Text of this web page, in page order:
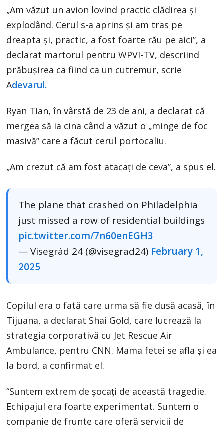
„Am văzut un avion lovind practic clădirea și
explodând. Cerul s-a aprins și am tras pe
dreapta și, practic, a fost foarte rău pe aici”, a
declarat martorul pentru WPVI-TV, descriind
prăbușirea ca fiind ca un cutremur, scrie
Adevarul.
Ryan Tian, în vârstă de 23 de ani, a declarat că
mergea să ia cina când a văzut o „minge de foc
masivă” care a făcut cerul portocaliu.
„Am crezut că am fost atacați de ceva”, a spus el.
The plane that crashed on Philadelphia
just missed a row of residential buildings
pic.twitter.com/7n60enEGH3
— Visegrád 24 (@visegrad24) February 1,
2025
Copilul era o fată care urma să fie dusă acasă, în
Tijuana, a declarat Shai Gold, care lucrează la
strategia corporativă cu Jet Rescue Air
Ambulance, pentru CNN. Mama fetei se afla şi ea
la bord, a confirmat el.
“Suntem extrem de şocaţi de această tragedie.
Echipajul era foarte experimentat. Suntem o
companie de frunte care oferă servicii de